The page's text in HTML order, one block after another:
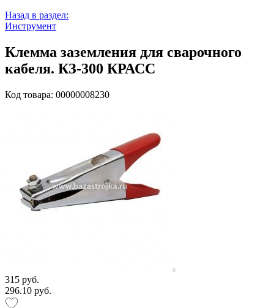
Назад в раздел:
Инструмент
Клемма заземления для сварочного
кабеля. КЗ-300 КРАСС
Код товара: 00000008230
315 руб.
296.10 руб.